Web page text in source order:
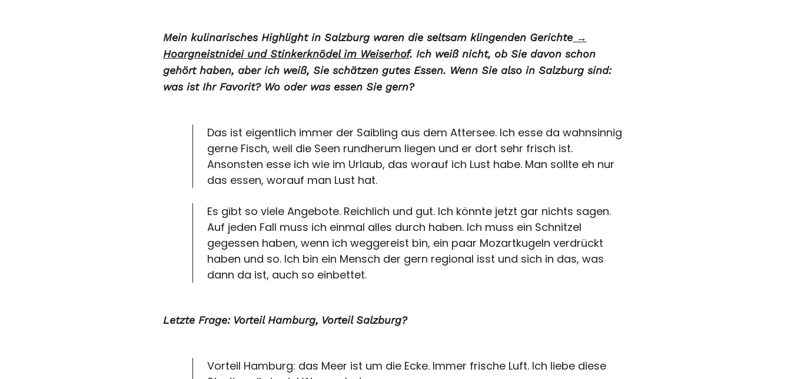
Mein kulinarisches Highlight in Salzburg waren die seltsam klingenden Gerichte →
Hoargneistnidei und Stinkerknödel im Weiserhof. Ich weiß nicht, ob Sie davon schon
gehört haben, aber ich weiß, Sie schätzen gutes Essen. Wenn Sie also in Salzburg sind:
was ist Ihr Favorit? Wo oder was essen Sie gern?
Das ist eigentlich immer der Saibling aus dem Attersee. Ich esse da wahnsinnig
gerne Fisch, weil die Seen rundherum liegen und er dort sehr frisch ist.
Ansonsten esse ich wie im Urlaub, das worauf ich Lust habe. Man sollte eh nur
das essen, worauf man Lust hat.
Es gibt so viele Angebote. Reichlich und gut. Ich könnte jetzt gar nichts sagen.
Auf jeden Fall muss ich einmal alles durch haben. Ich muss ein Schnitzel
gegessen haben, wenn ich weggereist bin, ein paar Mozartkugeln verdrückt
haben und so. Ich bin ein Mensch der gern regional isst und sich in das, was
dann da ist, auch so einbettet.
Letzte Frage: Vorteil Hamburg, Vorteil Salzburg?
Vorteil Hamburg: das Meer ist um die Ecke. Immer frische Luft. Ich liebe diese